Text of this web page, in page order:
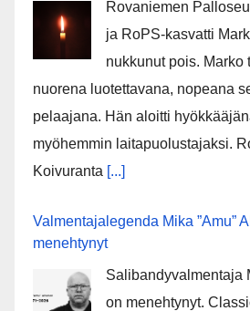
Rovaniemen
ja RoPS-kasvatti
nukkunut pois. Marko
nuorena luotettavana, nopeana
pelaajana. Hän aloitti
myöhemmin laitapuolustajaksi.
Koivuranta [...]
Valmentajalegenda Mika ”Amu”
menehtynyt
Salibandyvalmentaja
on menehtynyt.